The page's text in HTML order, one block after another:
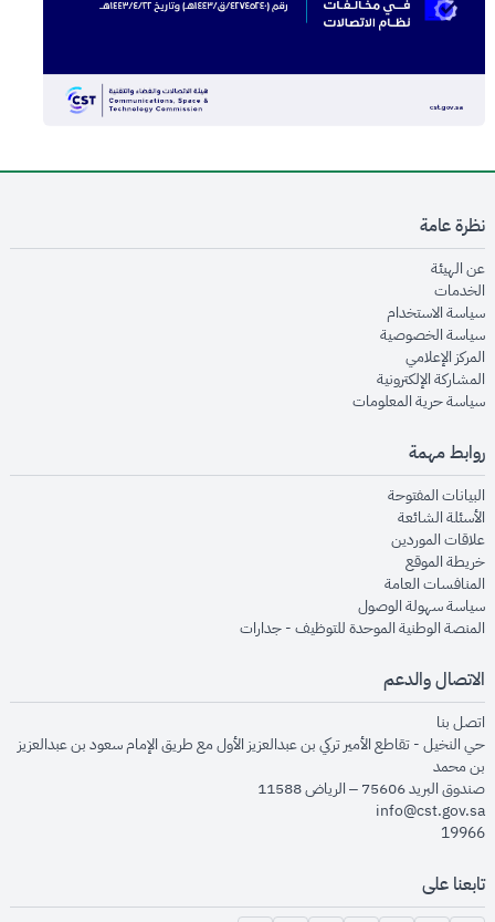
نظرة عامة
عن الهيئةopens in new window
الخدماتopens in new window
سياسة الاستخدام
سياسة الخصوصيةopens in new window
المركز الإعلاميopens in new window
المشاركة الإلكترونيةopens in new window
سياسة حرية المعلوماتopens in new window
روابط مهمة
البيانات المفتوحةopens in new window
الأسئلة الشائعةopens in new window
علاقات الموردينopens in new window
خريطة الموقعopens in new window
المنافسات العامةopens in new window
سياسة سهولة الوصولopens in new window
المنصة الوطنية الموحدة للتوظيف - جداراتopens in new window
الاتصال والدعم
اتصل بنا
حي النخيل - تقاطع الأمير تركي بن عبدالعزيز الأول مع طريق الإمام سعود بن عبدالعزيز
بن محمد
صندوق البريد 75606 – الرياض 11588
info@cst.gov.sa
19966
تابعنا على